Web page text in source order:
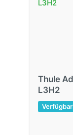
Thule
L3H2